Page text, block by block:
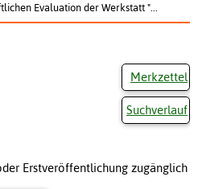
Evaluation der Werkstatt "...
Merkzettel
Suchverlauf
Erstveröffentlichung zugänglich